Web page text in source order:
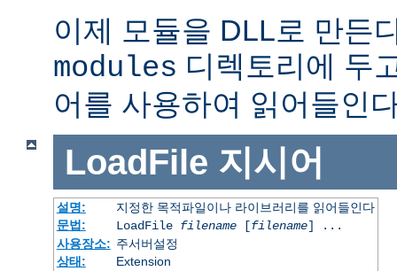
이제 모듈을 DLL로 만든
modules 디렉토리에 두
어를 사용하여 읽어들인
LoadFile 지시어
설명:
지정한 목적파일이나 라이브러리를 읽어들인다
문법:
LoadFile filename[filename] ...
사용장소: 주서버설정
상태:
Extension